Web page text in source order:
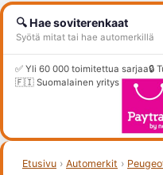
🔍 Hae soviterenkaat
Syötä mitat tai hae automerkillä
✅ Yli 60 000 toimitettua sarjaa🔒
🇫🇮 Suomalainen yritys
Etusivu › Automerkit ›